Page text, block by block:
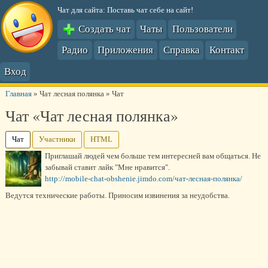
Чат для сайта: Поставь чат себе на сайт!
Создать чат Чаты
Пользователи
Радио
Приложения Справка
Контакт
Вход
Главная» Чат лесная полянка» Чат
Чат «Чат лесная полянка»
Чат Участники
HTML
Приглашай людей чем больше тем интересней вам общаться. Не
забывай ставит лайк "Мне нравится".
http://mobile-chat-obshenie.jimdo.com/чат-лесная-полянка/